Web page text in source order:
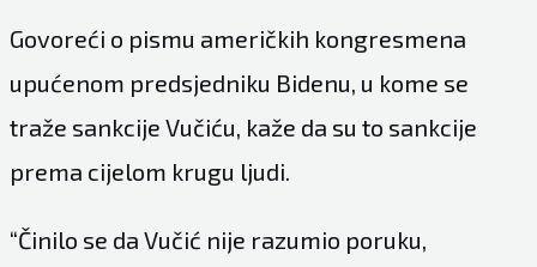
Govoreći o pismu američkih kongresmena
upućenom predsjedniku Bidenu, u kome se
traže sankcije Vučiću, kaže da su to sankcije
prema cijelom krugu ljudi.
“Činilo se da Vučić nije razumio poruku,